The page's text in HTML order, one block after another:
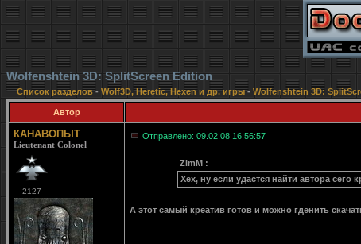
Wolfenshtein 3D: SplitScreen Edition
Список разделов- Wolf3D, Heretic, Hexen и др. игры- Wolfenshtein 3D:
Автор
КАНАВОПЫТ
Lieutenant Colonel
2127
Отправлено: 09.02.08 16:56:57
ZimM :
Хех, ну если удастся найти автора сего
А этот самый креатив готов и можно гденить